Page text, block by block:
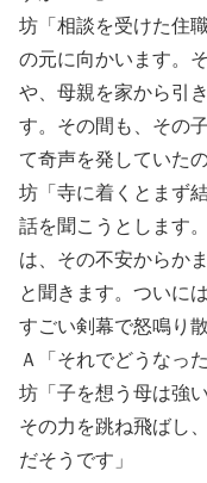
坊「相談を受けた住
の元に向かいます。
や、母親を家から引
す。その間も、その
て奇声を発していた
坊「寺に着くとまず
話を聞こうとします
は、その不安からか
と聞きます。ついに
すごい剣幕で怒鳴り
Ａ「それでどうなっ
坊「子を想う母は強
その力を跳ね飛ばし
だそうです」